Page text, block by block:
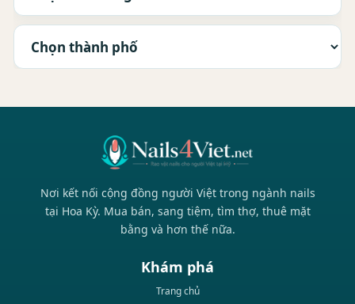
Nơi kết nối cộng đồng người Việt trong ngành nails
tại Hoa Kỳ. Mua bán, sang tiệm, tìm thợ, thuê mặt
bằng và hơn thế nữa.
Khám phá
Trang chủ